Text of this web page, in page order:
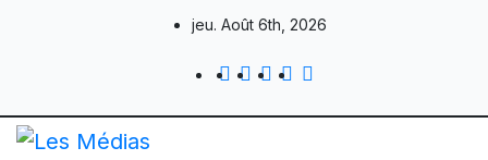
jeu. Août 6th, 2026